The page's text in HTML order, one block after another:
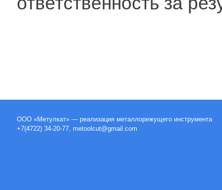
ООО «Метулкат» — реализация металлорежущего инструмента
+7(4722) 34-20-77, metoolcut@gmail.com